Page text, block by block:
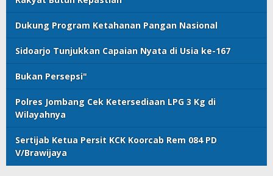
Dukung Program Ketahanan Pangan Nasional
Sidoarjo Tunjukkan Capaian Nyata di Usia ke-167
Bukan Persepsi"
Polres Jombang Cek Ketersediaan LPG 3 Kg di
Wilayahnya
Sertijab Ketua Persit KCK Koorcab Rem 084 PD
V/Brawijaya